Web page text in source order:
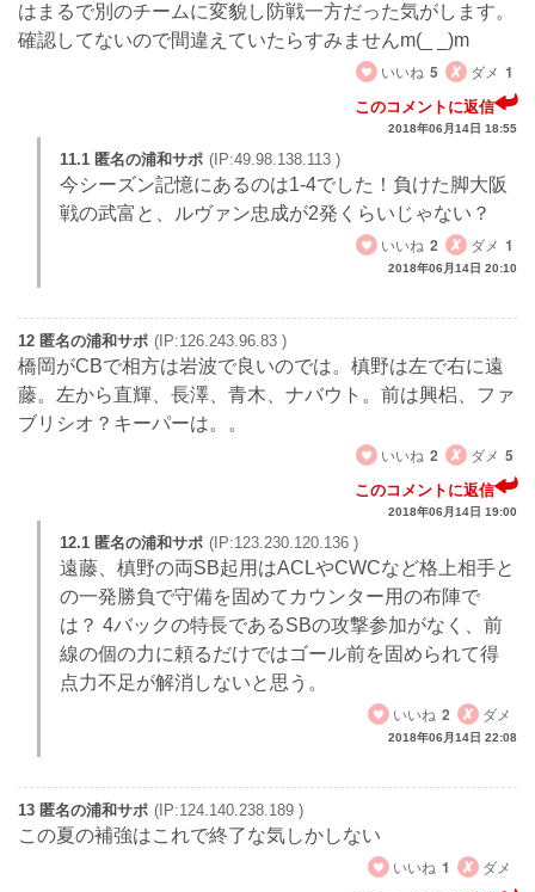
はまるで別のチームに変貌し防戦一方だった気がします。
確認してないので間違えていたらすみませんm(_ _)m
いいね 5 ダメ 1
このコメントに返信
2018年06月14日 18:55
11.1 匿名の浦和サポ (IP:49.98.138.113 )
今シーズン記憶にあるのは1-4でした！負けた脚大阪
戦の武富と、ルヴァン忠成が2発くらいじゃない？
いいね 2 ダメ 1
2018年06月14日 20:10
12 匿名の浦和サポ (IP:126.243.96.83 )
橋岡がCBで相方は岩波で良いのでは。槙野は左で右に遠
藤。左から直輝、長澤、青木、ナバウト。前は興梠、ファ
ブリシオ？キーパーは。。
いいね 2 ダメ 5
このコメントに返信
2018年06月14日 19:00
12.1 匿名の浦和サポ (IP:123.230.120.136 )
遠藤、槙野の両SB起用はACLやCWCなど格上相手と
の一発勝負で守備を固めてカウンター用の布陣で
は？ 4バックの特長であるSBの攻撃参加がなく、前
線の個の力に頼るだけではゴール前を固められて得
点力不足が解消しないと思う。
いいね 2 ダメ
2018年06月14日 22:08
13 匿名の浦和サポ (IP:124.140.238.189 )
この夏の補強はこれで終了な気しかしない
いいね 1 ダメ